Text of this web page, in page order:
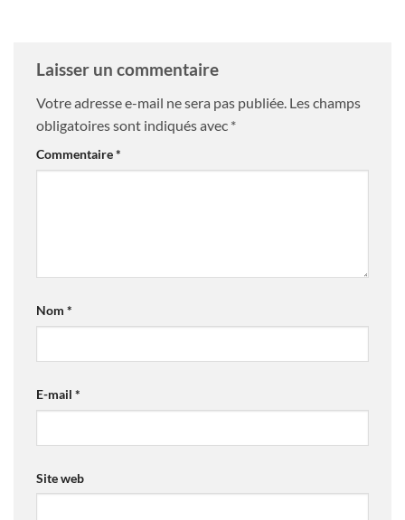
Laisser un commentaire
Votre adresse e-mail ne sera pas publiée. Les champs
obligatoires sont indiqués avec *
Commentaire*
Nom *
E-mail *
Site web